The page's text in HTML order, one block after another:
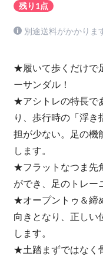
残り1点
別途送料がかかりま
★履いて歩くだけで
ーサンダル！
★アシトレの特長で
り、歩行時の「浮き
担が少ない。足の機
します。
★フラットなつま先
ができ、足のトレー
★オープントゥ＆締
向きとなり、正しい
します。
★土踏まずではなく